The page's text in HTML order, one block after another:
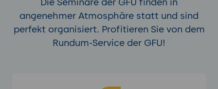
Die Seminare der GFU finden in
angenehmer Atmosphäre statt und sind
perfekt organisiert. Profitieren Sie von dem
Rundum-Service der GFU!